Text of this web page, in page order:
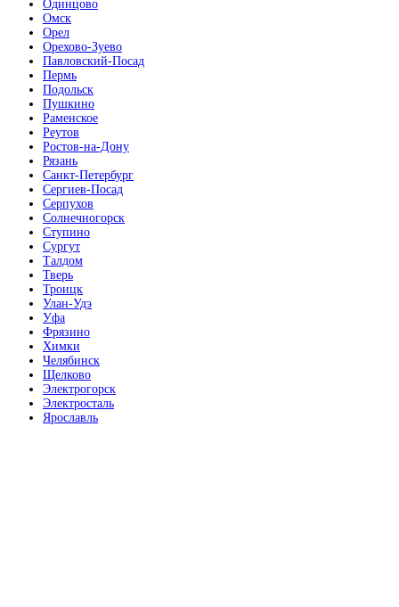
Одинцово
Омск
Орел
Орехово-Зуево
Павловский-Посад
Пермь
Подольск
Пушкино
Раменское
Реутов
Ростов-на-Дону
Рязань
Санкт-Петербург
Сергиев-Посад
Серпухов
Солнечногорск
Ступино
Сургут
Талдом
Тверь
Троицк
Улан-Удэ
Уфа
Фрязино
Химки
Челябинск
Щелково
Электрогорск
Электросталь
Ярославль